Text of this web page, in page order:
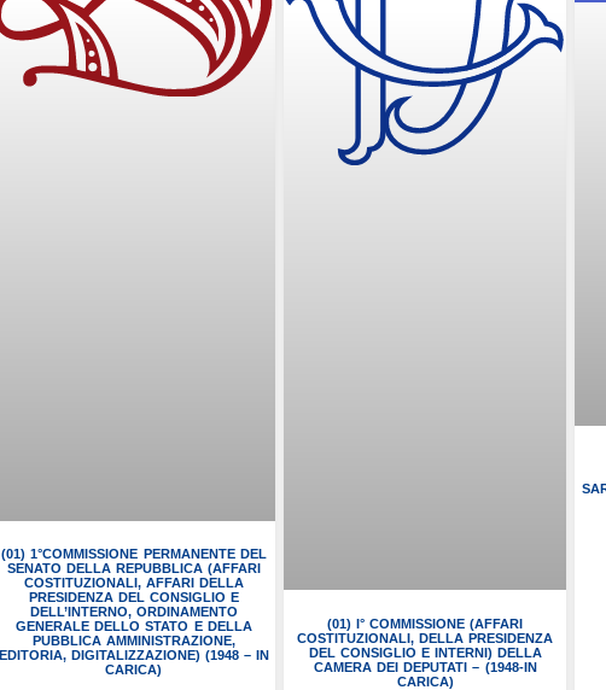
(01) 1°COMMISSIONE PERMANENTE DEL
SENATO DELLA REPUBBLICA (AFFARI
COSTITUZIONALI, AFFARI DELLA
PRESIDENZA DEL CONSIGLIO E
DELL’INTERNO, ORDINAMENTO
GENERALE DELLO STATO E DELLA
PUBBLICA AMMINISTRAZIONE,
EDITORIA, DIGITALIZZAZIONE) (1948 – IN
CARICA)
(01) I° COMMISSIONE (AFFARI
COSTITUZIONALI, DELLA PRESIDENZA
DEL CONSIGLIO E INTERNI) DELLA
CAMERA DEI DEPUTATI – (1948-IN
CARICA)